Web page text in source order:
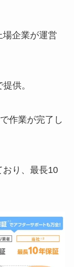
企業が運営
供。
作業が完了し
おり、最長10